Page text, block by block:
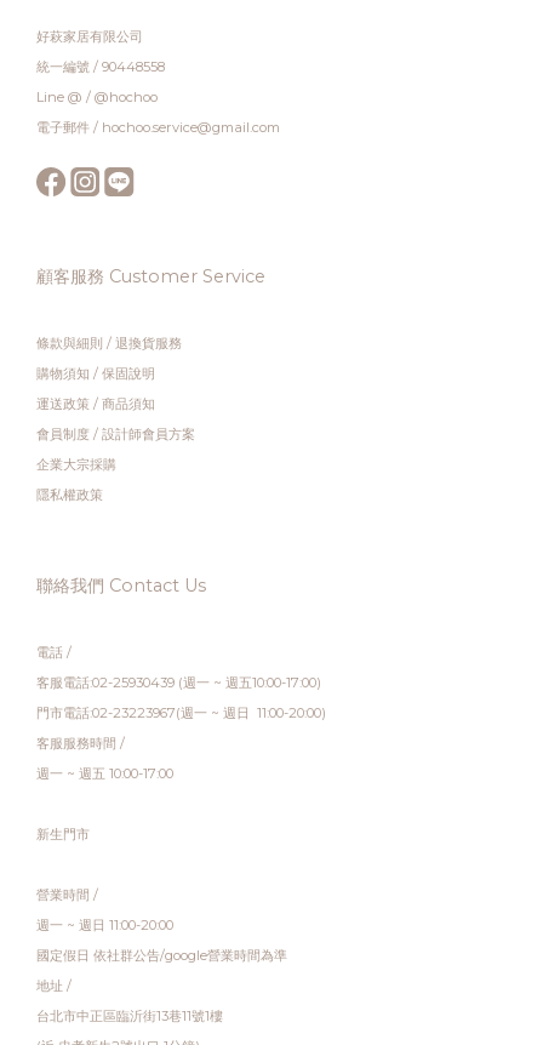
好萩家居有限公司
統一編號 / 90448558
Line @ / @hochoo
電子郵件 / hochoo.service@gmail.com
顧客服務 Customer Service
條款與細則 / 退換貨服務
購物須知 / 保固說明
運送政策 / 商品須知
會員制度 / 設計師會員方案
企業大宗採購
隱私權政策
聯絡我們 Contact Us
電話 /
客服電話:02-25930439 (週一 ~ 週五10:00-17:00)
門市電話:02-23223967(週一 ~ 週日 11:00-20:00)
客服服務時間 /
週一 ~ 週五 10:00-17:00
新生門市
營業時間 /
週一 ~ 週日 11:00-20:00
國定假日 依社群公告/google營業時間為準
地址 /
台北市中正區臨沂街13巷11號1樓